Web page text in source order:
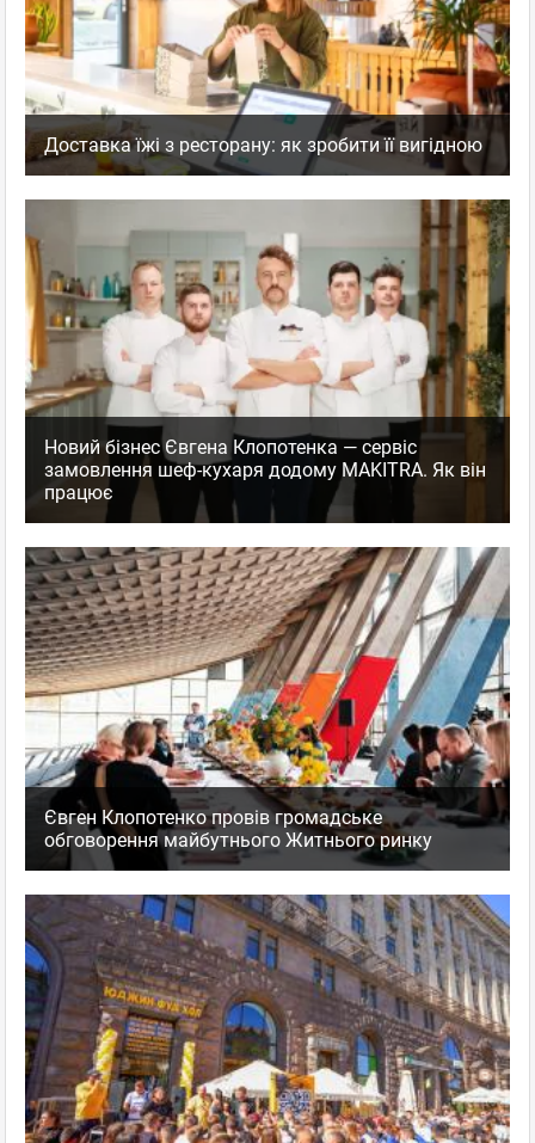
Доставка їжі з ресторану: як зробити її вигідною
Новий бізнес Євгена Клопотенка — сервіс
замовлення шеф-кухаря додому MAKITRA. Як він
працює
Євген Клопотенко провів громадське
обговорення майбутнього Житнього ринку